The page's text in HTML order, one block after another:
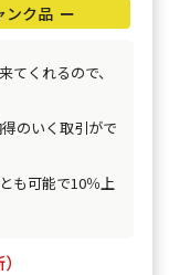
¥6,600
見積(非公開)
ンク品 ー
てくれるので、
のいく取引がで
も可能で10％上